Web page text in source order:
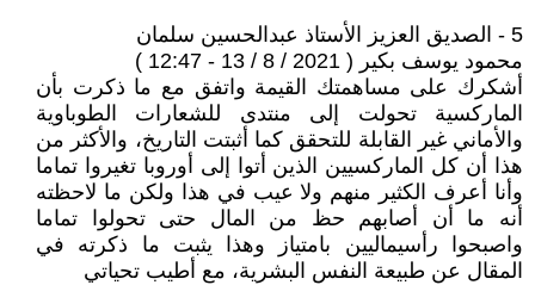
5 - الصديق العزيز الأستاذ عبدالحسين سلمان
محمود يوسف بكير ( 2021 / 8 / 13 - 12:47 )
أشكرك ‏على مساهمتك القيمة واتفق مع ما ذكرت بأن
الماركسية تحولت إلى منتدى للشعارات الطوباوية
والأماني غير القابلة للتحقق كما أثبتت التاريخ، والأكثر من
هذا أن كل الماركسيين الذين أتوا إلى أوروبا تغيروا تماما
وأنا أعرف الكثير منهم ولا عيب في هذا ولكن ما لاحظته
أنه ما أن أصابهم حظ من المال حتى تحولوا تماما
واصبحوا رأسيماليين بامتياز وهذا يثبت ما ذكرته في
المقال عن طبيعة النفس البشرية، مع أطيب تحياتي